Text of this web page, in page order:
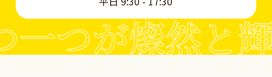
つが燦然と輝